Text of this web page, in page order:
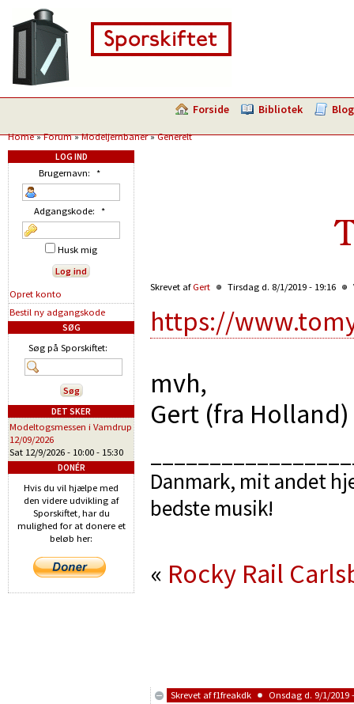
Forside Bibliotek Blog
Home»Forum»Modeljernbaner»Generelt
Skrevet af Gert Tirsdag d. 8/1/2019 - 19:16
https://
mvh,
Gert (fra Holland)
Danmark, mit andet
bedste musik!
« Rocky Rail
Skrevet aff1freakdk Onsdag d. 9/1/2019
LOG IND
Brugernavn: *
Adgangskode: *
Husk mig
Opret konto
Bestil ny adgangskode
SØG
Søg på Sporskiftet:
DET SKER
Modeltogsmessen i Vamdrup
12/09/2026
Sat 12/9/2026 - 10:00 - 15:30
DONÉR
Hvis du vil hjælpe med
den videre udvikling af
Sporskiftet, har du
mulighed for at donere et
beløb her: